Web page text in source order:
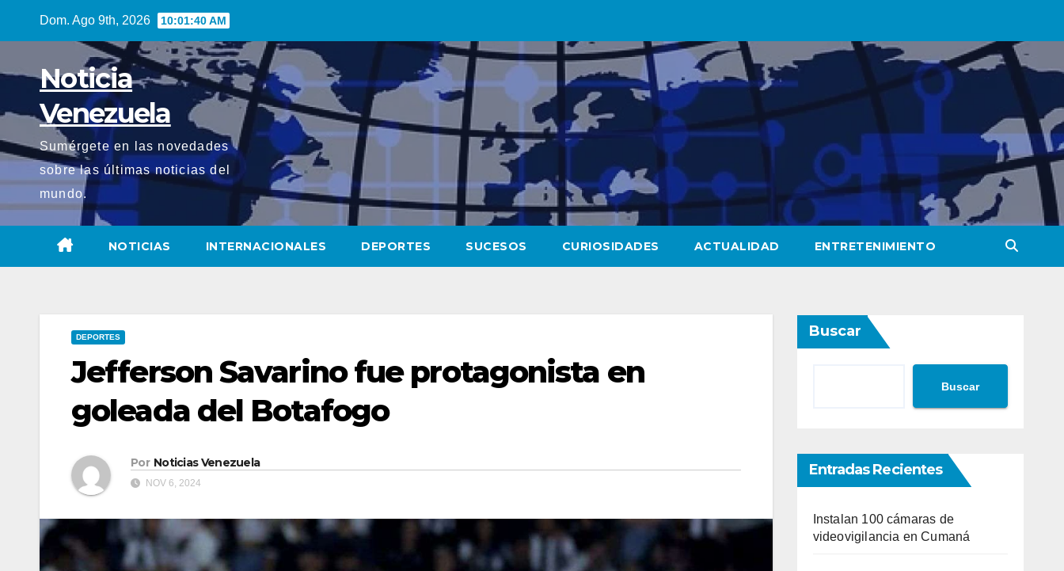
Dom. Ago 9th, 2026 10:01:41 AM
Noticia
Venezuela
Sumérgete en las novedades
sobre las últimas noticias del
mundo.
NOTICIAS INTERNACIONALES DEPORTES SUCESOS CURIOSIDADES ACTUALIDAD ENTRETENIMIENTO
DEPORTES
Jefferson Savarino fue protagonista en
goleada del Botafogo
Por Noticias Venezuela
NOV 6, 2024
Buscar
Buscar
Entradas Recientes
Instalan 100 cámaras de
videovigilancia en Cumaná